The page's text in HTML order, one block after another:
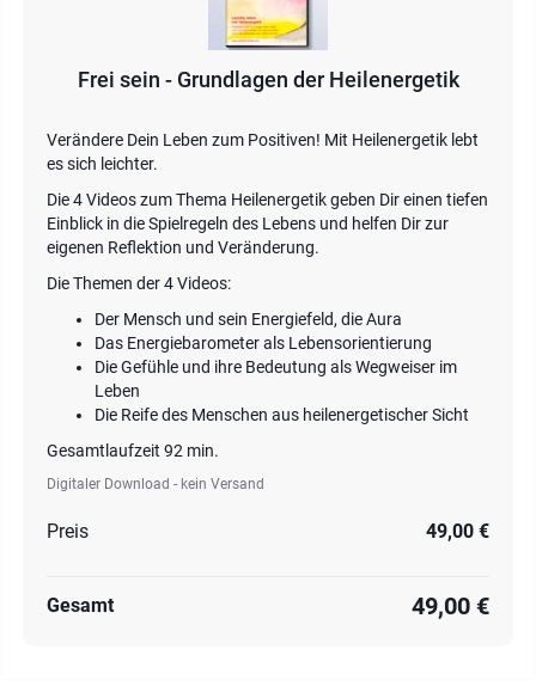
Frei sein - Grundlagen der Heilenergetik
Verändere Dein Leben zum Positiven! Mit Heilenergetik lebt
es sich leichter.
Die 4 Videos zum Thema Heilenergetik geben Dir einen tiefen
Einblick in die Spielregeln des Lebens und helfen Dir zur
eigenen Reflektion und Veränderung.
Die Themen der 4 Videos:
Der Mensch und sein Energiefeld, die Aura
Das Energiebarometer als Lebensorientierung
Die Gefühle und ihre Bedeutung als Wegweiser im
Leben
Die Reife des Menschen aus heilenergetischer Sicht
Gesamtlaufzeit 92 min.
Digitaler Download - kein Versand
Preis 49,00 €
Gesamt 49,00 €